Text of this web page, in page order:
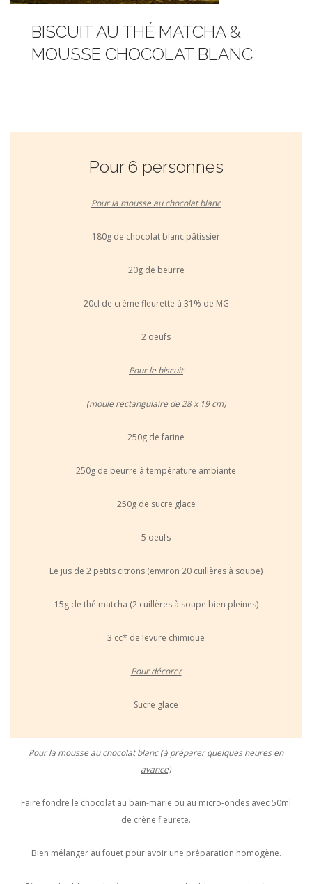
BISCUIT AU THÉ MATCHA &
MOUSSE CHOCOLAT BLANC
Pour 6 personnes
Pour la mousse au chocolat blanc
180g de chocolat blanc pâtissier
20g de beurre
20cl de crème fleurette à 31% de MG
2 oeufs
Pour le biscuit
(moule rectangulaire de 28 x 19 cm)
250g de farine
250g de beurre à température ambiante
250g de sucre glace
5 oeufs
Le jus de 2 petits citrons (environ 20 cuillères à soupe)
15g de thé matcha (2 cuillères à soupe bien pleines)
3 cc* de levure chimique
Pour décorer
Sucre glace
Pour la mousse au chocolat blanc (à préparer quelques heures en
avance)
Faire fondre le chocolat au bain-marie ou au micro-ondes avec 50ml
de crène fleurete.
Bien mélanger au fouet pour avoir une préparation homogène.